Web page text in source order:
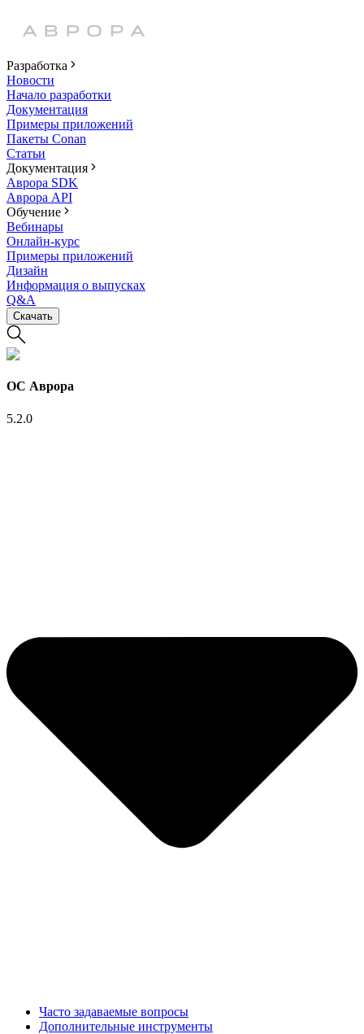
Разработка
Новости
Начало разработки
Документация
Примеры приложений
Пакеты Conan
Статьи
Документация
Аврора SDK
Аврора API
Обучение
Вебинары
Онлайн-курс
Примеры приложений
Дизайн
Информация о выпусках
Q&A
Скачать
ОС Аврора
5.2.0
Часто задаваемые вопросы
Дополнительные инструменты